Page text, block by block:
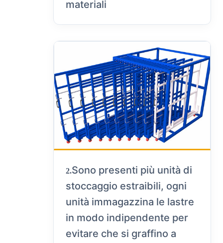
materiali
2.Sono presenti più unità di
stoccaggio estraibili, ogni
unità immagazzina le lastre
in modo indipendente per
evitare che si graffino a